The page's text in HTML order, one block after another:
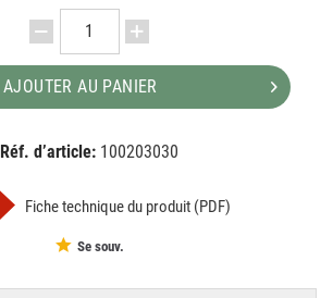
AJOUTER AU PANIER
Réf. d’article: 100203030
Fiche technique du produit (PDF)
Se souv.